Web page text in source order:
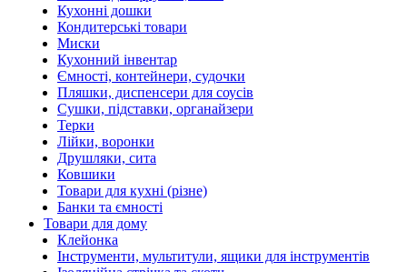
Кухонні дошки
Кондитерські товари
Миски
Кухонний інвентар
Ємності, контейнери, судочки
Пляшки, диспенсери для соусів
Сушки, підставки, органайзери
Терки
Лійки, воронки
Друшляки, сита
Ковшики
Товари для кухні (різне)
Банки та ємності
Товари для дому
Клейонка
Інструменти, мультитули, ящики для інструментів